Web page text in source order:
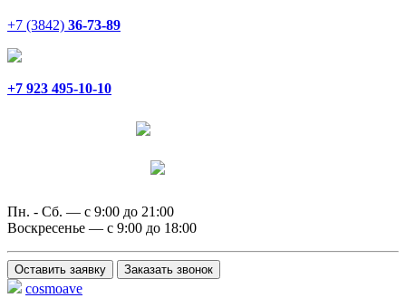
+7 (3842) 36-73-89
+7 923 495-10-10
Пн. - Сб. — с 9:00 до 21:00
Воскресенье — с 9:00 до 18:00
Оставить заявку Заказать звонок
cosmoave